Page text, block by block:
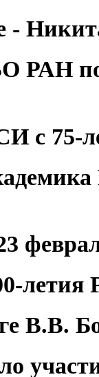
-
РАН
с 75-
летия
В.В.